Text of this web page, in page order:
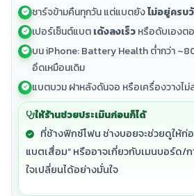
ชาร์จข้ามคืนทุกวัน แต่แบตยังไม่อยู่ครบ
เปอร์เซ็นต์แบตเด้งลงเร็วหรือดับเองต
บน iPhone: Battery Health ต่ำกว่า
อึดเหมือนเดิม
แบตบวม ฝาหลังดันจอ หรือเครื่องวางไม่
ให้ร้านช่วยประเมินก่อนก็ได้
ที่ช้างฟิกซ์โฟน ช่างบอยจะช่วยดูให้ก่
แบตเสื่อม” หรืออาจเกี่ยวกับเมนบอร์ด/
ใจเปลี่ยนได้อย่างมั่นใจ